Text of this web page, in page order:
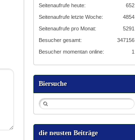
652
Seitenaufrufe heute:
4854
Seitenaufrufe letzte Woche:
5291
Seitenaufrufe pro Monat:
347156
Besucher gesamt:
1
Besucher momentan online:
Biersuche
die neusten Beiträge